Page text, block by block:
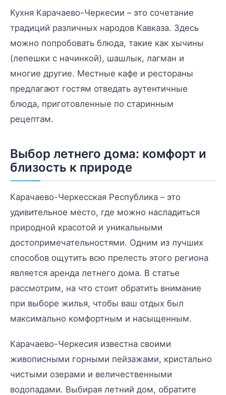
Кухня Карачаево-Черкесии – это сочетание
традиций различных народов Кавказа. Здесь
можно попробовать блюда, такие как хычины
(лепешки с начинкой), шашлык, лагман и
многие другие. Местные кафе и рестораны
предлагают гостям отведать аутентичные
блюда, приготовленные по старинным
рецептам.
Выбор летнего дома: комфорт и
близость к природе
Карачаево-Черкесская Республика – это
удивительное место, где можно насладиться
природной красотой и уникальными
достопримечательностями. Одним из лучших
способов ощутить всю прелесть этого региона
является аренда летнего дома. В статье
рассмотрим, на что стоит обратить внимание
при выборе жилья, чтобы ваш отдых был
максимально комфортным и насыщенным.
Карачаево-Черкесия известна своими
живописными горными пейзажами, кристально
чистыми озерами и величественными
водопадами. Выбирая летний дом, обратите